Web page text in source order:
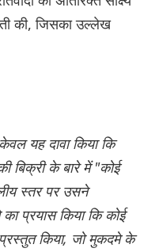
की, जिसका उल्लेख
यह दावा किया कि
बिक्री के बारे में "कोई
स्तर पर उसने
प्रयास किया कि कोई
किया, जो मुकदमे के